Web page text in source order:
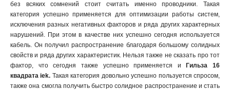
без всяких сомнений стоит считать именно проводники. Такая
категория успешно применяется для оптимизации работы систем,
исключения разных негативных факторов и ряда других характерных
нарушений. При этом в качестве них успешно сегодня используется
кабель. Он получил распространение благодаря большому солидных
свойств и ряда других характеристик. Нельзя также не сказать про тот
фактор, что сегодня также успешно применяется и Гильза 16
квадрата iek. Такая категория довольно успешно пользуется спросом,
также она смогла получить быстро солидное распространение и стать